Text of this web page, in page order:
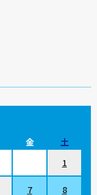
金
土
1
7 8